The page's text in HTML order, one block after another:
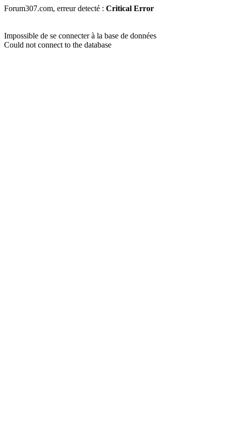
Forum307.com, erreur detecté : Critical Error
Impossible de se connecter à la base de données
Could not connect to the database